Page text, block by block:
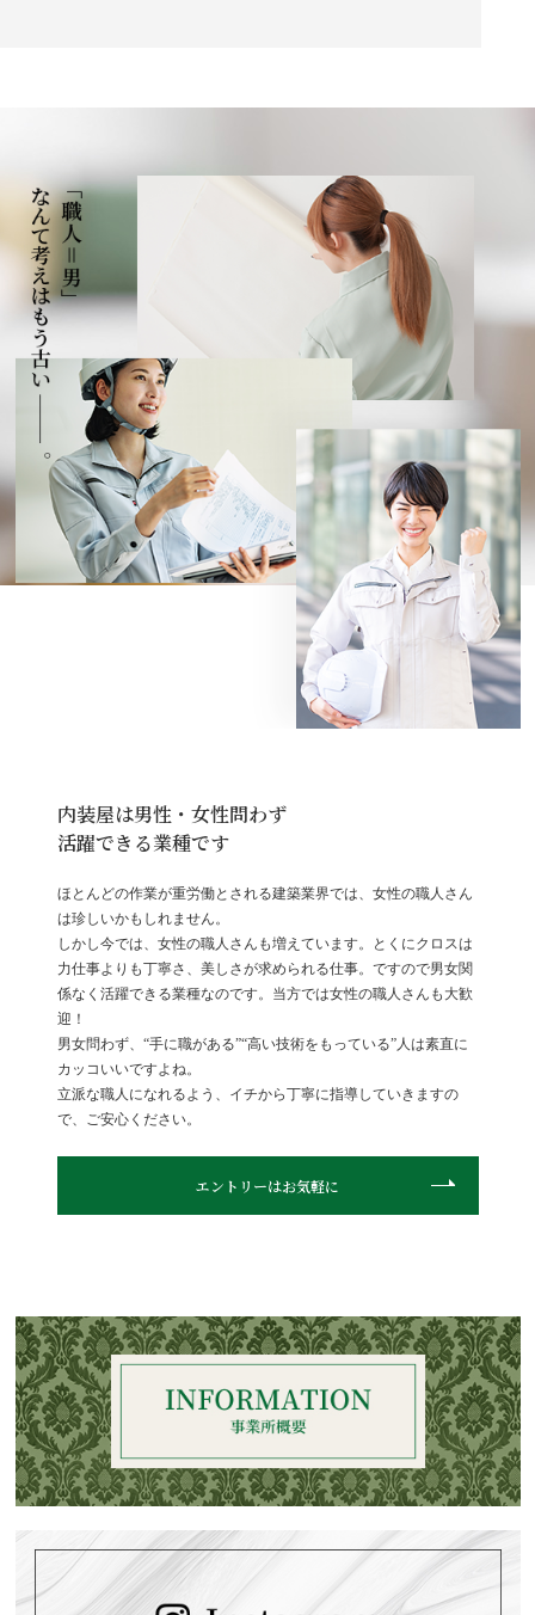
内装屋は男性・女性問わず
活躍できる業種です
ほとんどの作業が重労働とされる建築業界では、女性の職人さん
は珍しいかもしれません。
しかし今では、女性の職人さんも増えています。とくにクロスは
力仕事よりも丁寧さ、美しさが求められる仕事。ですので男女関
係なく活躍できる業種なのです。当方では女性の職人さんも大歓
迎！
男女問わず、“手に職がある”“高い技術をもっている”人は素直に
カッコいいですよね。
立派な職人になれるよう、イチから丁寧に指導していきますの
で、ご安心ください。
エントリーはお気軽に